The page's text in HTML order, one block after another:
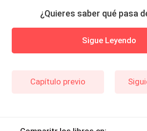
¿Quieres saber qué pasa
Sigue Leyendo
Capítulo previo